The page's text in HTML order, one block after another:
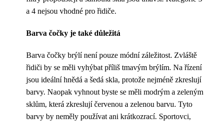
a 4 nejsou vhodné pro řidiče.
Barva čočky je také důležitá
Barva čočky brýlí není pouze módní záležitost. Zvláště
řidiči by se měli vyhýbat příliš tmavým brýlím. Na řízení
jsou ideální hnědá a šedá skla, protože nejméně zkreslují
barvy. Naopak vyhnout byste se měli modrým a zeleným
sklům, která zkreslují červenou a zelenou barvu. Tyto
barvy by neměly používat ani krátkozrací. Sportovci,